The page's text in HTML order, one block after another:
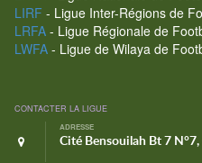
LIRF - Ligue Inter-Régions de
LRFA- Ligue Régionale de
LWFA- Ligue de Wilaya de
CONTACTER LA LIGUE
ADRESSE
Cité Bensouilah Bt 7 N°7,